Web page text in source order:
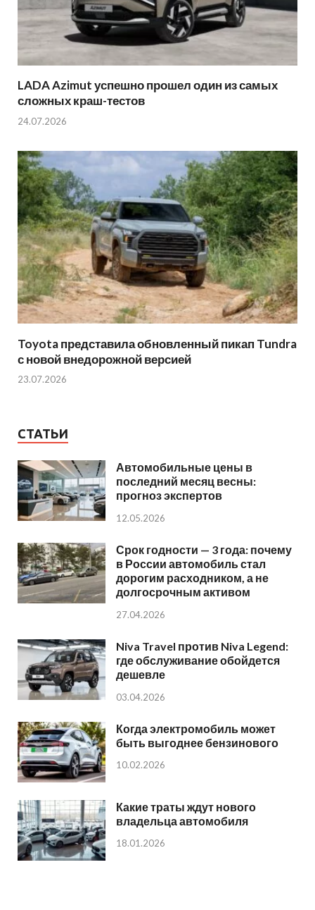
LADA Azimut успешно прошел один из самых
сложных краш-тестов
24.07.2026
Toyota представила обновленный пикап Tundra
с новой внедорожной версией
23.07.2026
СТАТЬИ
Автомобильные цены в
последний месяц весны:
прогноз экспертов
12.05.2026
Срок годности — 3 года: почему
в России автомобиль стал
дорогим расходником, а не
долгосрочным активом
27.04.2026
Niva Travel против Niva Legend:
где обслуживание обойдется
дешевле
03.04.2026
Когда электромобиль может
быть выгоднее бензинового
10.02.2026
Какие траты ждут нового
владельца автомобиля
18.01.2026